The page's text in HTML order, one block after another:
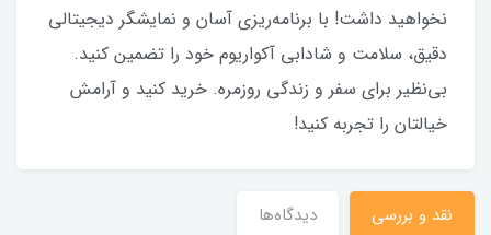
نخواهید داشت! با برنامه‌ریزی آسان و نمایشگر دیجیتالی
دقیق، سلامت و شادابی آکواریوم خود را تضمین کنید.
بی‌نظیر برای سفر و زندگی روزمره. خرید کنید و آرامش
خیالتان را تجربه کنید!
نقد و بررسی دیدگاه‌ها